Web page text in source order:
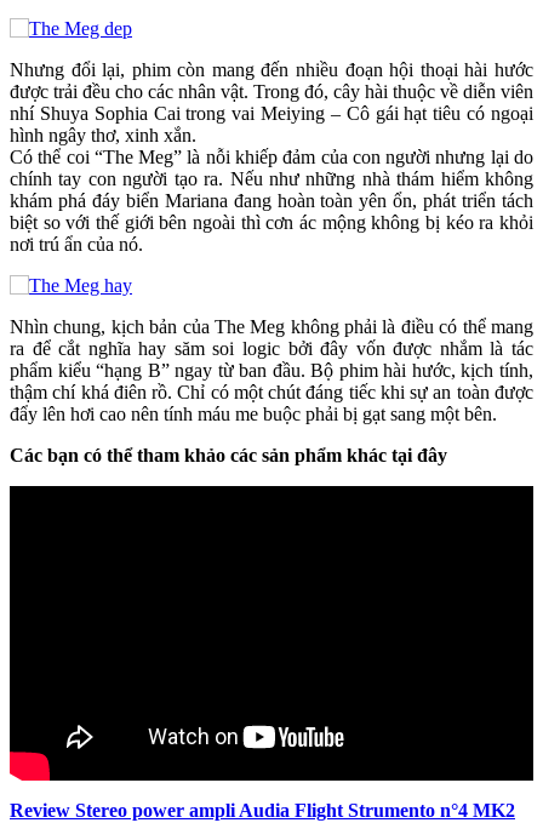
Nhưng đổi lại, phim còn mang đến nhiều đoạn hội thoại hài hước
được trải đều cho các nhân vật. Trong đó, cây hài thuộc về diễn viên
nhí Shuya Sophia Cai trong vai Meiying – Cô gái hạt tiêu có ngoại
hình ngây thơ, xinh xắn.
Có thể coi “The Meg” là nỗi khiếp đảm của con người nhưng lại do
chính tay con người tạo ra. Nếu như những nhà thám hiểm không
khám phá đáy biển Mariana đang hoàn toàn yên ổn, phát triển tách
biệt so với thế giới bên ngoài thì cơn ác mộng không bị kéo ra khỏi
nơi trú ẩn của nó.
Nhìn chung, kịch bản của The Meg không phải là điều có thể mang
ra để cắt nghĩa hay săm soi logic bởi đây vốn được nhắm là tác
phẩm kiểu “hạng B” ngay từ ban đầu. Bộ phim hài hước, kịch tính,
thậm chí khá điên rồ. Chỉ có một chút đáng tiếc khi sự an toàn được
đẩy lên hơi cao nên tính máu me buộc phải bị gạt sang một bên.
Các bạn có thể tham khảo các sản phẩm khác tại đây
Review Stereo power ampli Audia Flight Strumento n°4 MK2